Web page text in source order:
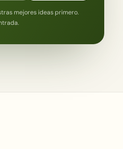
mejores ideas primero.